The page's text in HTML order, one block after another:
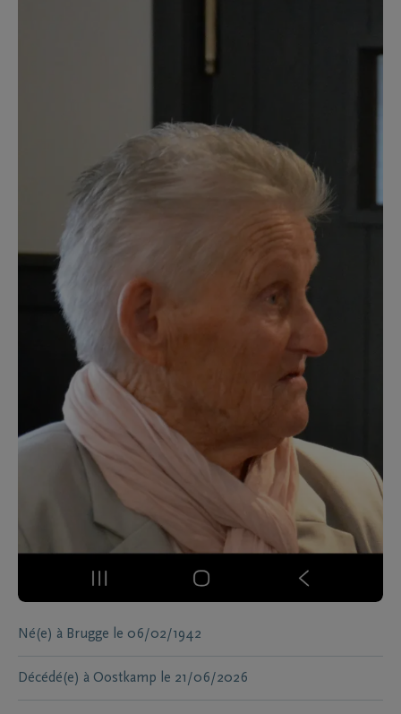
Né(e) à Brugge le 06/02/1942
Décédé(e) à Oostkamp le 21/06/2026